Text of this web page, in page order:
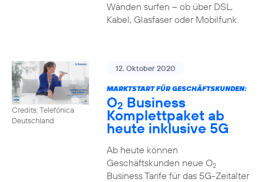
Wänden surfen – ob über DSL,
Kabel, Glasfaser oder Mobilfunk.
Credits: Telefónica
Deutschland
12. Oktober 2020
MARKTSTART FÜR GESCHÄFTSKUNDEN:
O2 Business
Komplettpaket ab
heute inklusive 5G
Ab heute können
Geschäftskunden neue O2
Business Tarife für das 5G-Zeitalter